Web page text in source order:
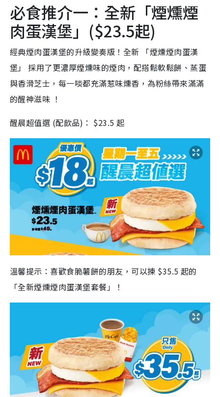
必食推介一：全新「煙燻煙
肉蛋漢堡」($23.5起)
經典煙肉蛋漢堡的升級變奏版！全新 「煙燻煙肉蛋漢
堡」 採用了更濃厚煙燻味的煙肉，配搭鬆軟鬆餅、蒸蛋
與香滑芝士，每一啖都充滿惹味燻香，為粉絲帶來滿滿
的醒神滋味 ！
醒晨超值選 (配飲品)： $23.5 起
溫馨提示：喜歡食脆薯餅的朋友，可以揀 $35.5 起的
「全新煙燻煙肉蛋漢堡套餐」！